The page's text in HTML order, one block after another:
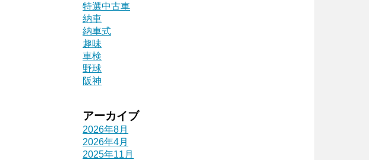
特選中古車
納車
納車式
趣味
車検
野球
阪神
アーカイブ
2026年8月
2026年4月
2025年11月